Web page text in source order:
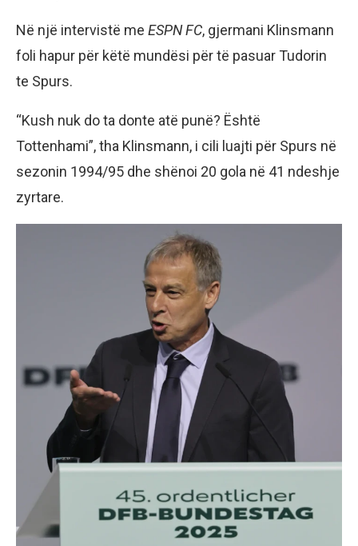
Në një intervistë me ESPN FC, gjermani Klinsmann
foli hapur për këtë mundësi për të pasuar Tudorin
te Spurs.
“Kush nuk do ta donte atë punë? Është
Tottenhami”, tha Klinsmann, i cili luajti për Spurs në
sezonin 1994/95 dhe shënoi 20 gola në 41 ndeshje
zyrtare.